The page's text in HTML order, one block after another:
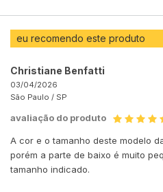
eu recomendo este produto
Christiane Benfatti
03/04/2026
São Paulo / SP
avaliação do produto
A cor e o tamanho deste modelo
porém a parte de baixo é muito
tamanho indicado.